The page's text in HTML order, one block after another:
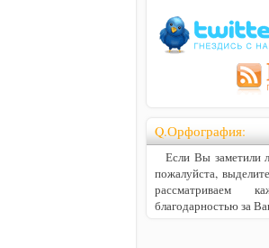
Q.Орфография:
Если Вы заметили
пожалуйста,
благодарностью за